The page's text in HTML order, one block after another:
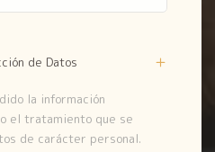
de Datos
la información
el tratamiento que se
de carácter personal.